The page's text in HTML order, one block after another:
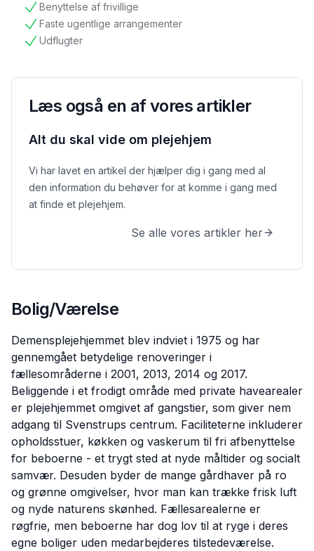
Benyttelse af frivillige
tilgængelig
Faste ugentlige arrangementer
tilgængelig
Udflugter
tilgængelig
Læs også en af vores artikler
Alt du skal vide om plejehjem
Vi har lavet en artikel der hjælper dig i gang med al
den information du behøver for at komme i gang med
at finde et plejehjem.
Se alle vores artikler her
Bolig/Værelse
Demensplejehjemmet blev indviet i 1975 og har
gennemgået betydelige renoveringer i
fællesområderne i 2001, 2013, 2014 og 2017.
Beliggende i et frodigt område med private havearealer
er plejehjemmet omgivet af gangstier, som giver nem
adgang til Svenstrups centrum. Faciliteterne inkluderer
opholdsstuer, køkken og vaskerum til fri afbenyttelse
for beboerne - et trygt sted at nyde måltider og socialt
samvær. Desuden byder de mange gårdhaver på ro
og grønne omgivelser, hvor man kan trække frisk luft
og nyde naturens skønhed. Fællesarealerne er
røgfrie, men beboerne har dog lov til at ryge i deres
egne boliger uden medarbejderes tilstedeværelse.